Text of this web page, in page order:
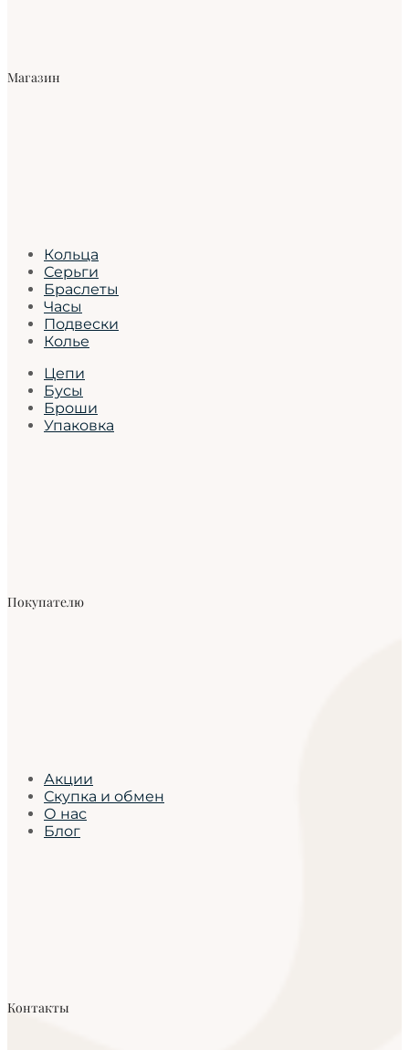
Магазин
Кольца
Серьги
Браслеты
Часы
Подвески
Колье
Цепи
Бусы
Броши
Упаковка
Покупателю
Акции
Скупка и обмен
О нас
Блог
Контакты